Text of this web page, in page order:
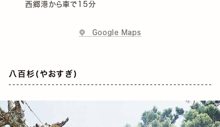
西郷港から車で15分
Google Maps
八百杉(やおすぎ)